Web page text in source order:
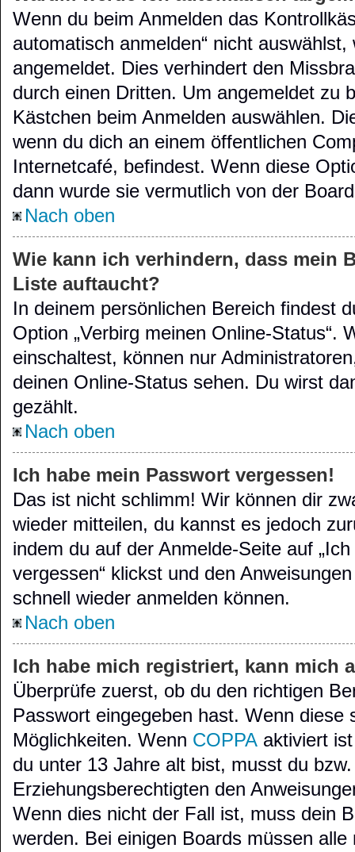
Wenn du beim Anmelden das
automatisch anmelden“ nicht
angemeldet. Dies verhindert den
durch einen Dritten. Um angemeldet zu
Kästchen beim Anmelden auswählen.
wenn du dich an einem öffentlichen
Internetcafé, befindest. Wenn diese
dann wurde sie vermutlich von der
Nach oben
Wie kann ich verhindern, dass mein
Liste auftaucht?
In deinem persönlichen Bereich findest
Option „Verbirg meinen Online-Status“.
einschaltest, können nur
deinen Online-Status sehen. Du wirst
gezählt.
Nach oben
Ich habe mein Passwort vergessen!
Das ist nicht schlimm! Wir können dir
wieder mitteilen, du kannst es jedoch
indem du auf der Anmelde-Seite auf
vergessen“ klickst und den
schnell wieder anmelden können.
Nach oben
Ich habe mich registriert, kann mich
Überprüfe zuerst, ob du den richtigen
Passwort eingegeben hast. Wenn diese
Möglichkeiten. Wenn COPPA aktiviert
du unter 13 Jahre alt bist, musst du
Erziehungsberechtigten den
Wenn dies nicht der Fall ist, muss dein
werden. Bei einigen Boards müssen